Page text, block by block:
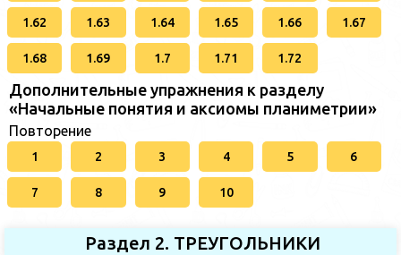
1.62 1.63 1.64 1.65 1.66 1.67
1.68 1.69 1.7 1.71 1.72
Дополнительные упражнения к разделу
«Начальные понятия и аксиомы планиметрии»
Повторение
1 2 3 4 5 6
7 8 9 10
Раздел 2. ТРЕУГОЛЬНИКИ